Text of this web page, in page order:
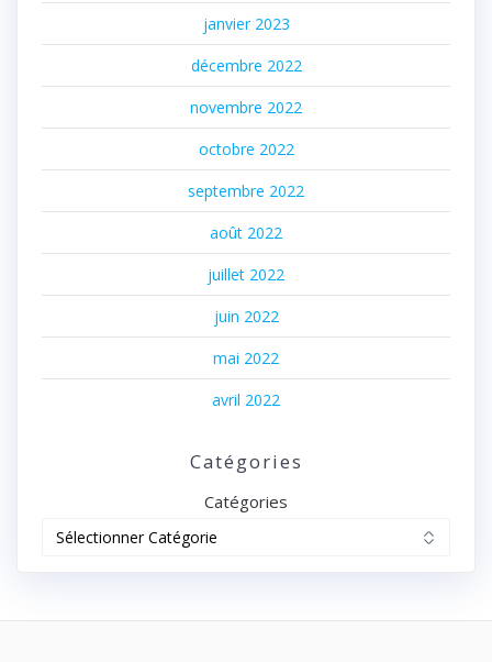
janvier 2023
décembre 2022
novembre 2022
octobre 2022
septembre 2022
août 2022
juillet 2022
juin 2022
mai 2022
avril 2022
Catégories
Catégories